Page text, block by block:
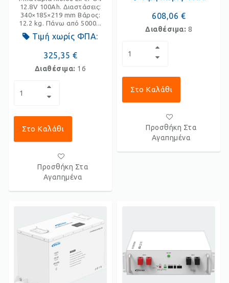
12.8V 100Ah. Διαστάσεις:
340×185×219 mm Βάρος:
12.2 kg. Πάνω από 5000...
Τιμή χωρίς ΦΠΑ:
325,35 €
Διαθέσιμα: 16
Στο Καλάθι
Προσθήκη Στα
Αγαπημένα
608,06 €
Διαθέσιμα: 8
Στο Καλάθι
Προσθήκη Στα
Αγαπημένα